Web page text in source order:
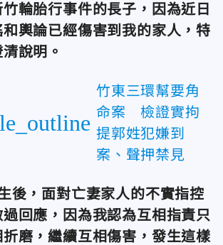
輪胎行事件的長子，因為近日
輿論已經傷害到我的家人，特
說明。
竹東三環幫要角
命案 檢證實拘
提郭姓犯嫌到
案、聲押禁見
後，面對亡妻家人的不實指控
回應，因為我認為互相指責只
磨，繼續互相傷害，發生這樣